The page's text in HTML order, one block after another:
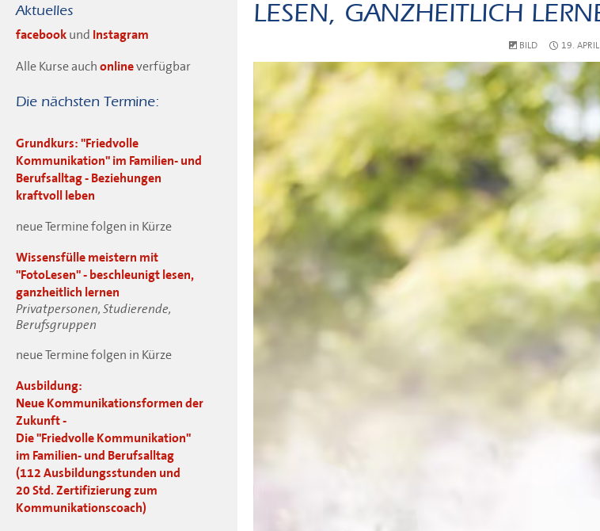
LESEN, GANZHEITLICH
BILD 19.
Aktuelles
facebook und Instagram
Alle Kurse auch onlineverfügbar
Die nächsten Termine:
Grundkurs: "Friedvolle
Kommunikation" im Familien- und
Berufsalltag - Beziehungen
kraftvoll leben
neue Termine folgen in Kürze
Wissensfülle meistern mit
"FotoLesen" - beschleunigt lesen,
ganzheitlich lernen
Privatpersonen, Studierende,
Berufsgruppen
neue Termine folgen in Kürze
Ausbildung:
Neue Kommunikationsformen der
Zukunft -
Die "Friedvolle Kommunikation"
im Familien- und Berufsalltag
(112 Ausbildungsstunden und
20 Std. Zertifizierung zum
Kommunikationscoach)